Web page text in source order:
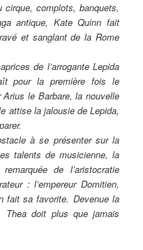
cirque, complots, banquets,
antique, Kate Quinn fait
et sanglant de la Rome
de l’arrogante Lepida
pour la première fois le
le Barbare, la nouvelle
attise la jalousie de Lepida,
à se présenter sur la
talents de musicienne, la
de l’aristocratie
: l’empereur Domitien,
fait sa favorite. Devenue la
Thea doit plus que jamais